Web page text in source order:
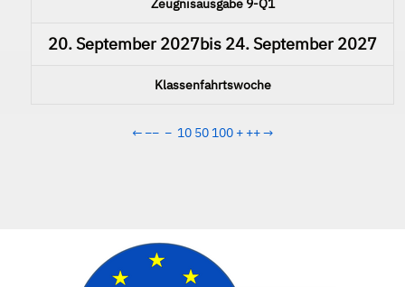
Zeugnisausgabe 9-Q1
20. September 2027bis 24. September 2027
Klassenfahrtswoche
← −− − 10 50 100 + ++→